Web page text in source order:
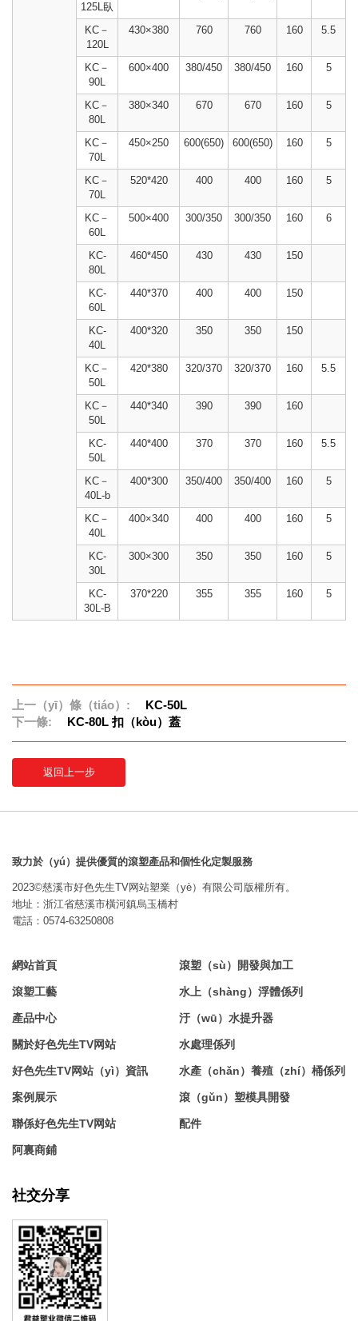
125L臥
KC－
120L
430×380 760 760 160 5.5
KC－
90L
600×400 380/450 380/450 160 5
KC－
80L
380×340 670 670 160 5
KC－
70L
450×250 600(650) 600(650) 160 5
KC－
70L
520*420 400 400 160 5
KC－
60L
500×400 300/350 300/350 160 6
KC-
80L
460*450 430 430 150
KC-
60L
440*370 400 400 150
KC-
40L
400*320 350 350 150
KC－
50L
420*380 320/370 320/370 160 5.5
KC－
50L
440*340 390 390 160
KC-
50L
440*400 370 370 160 5.5
KC－
40L-b
400*300 350/400 350/400 160 5
KC－
40L
400×340 400 400 160 5
KC-
30L
300×300 350 350 160 5
KC-
30L-B
370*220 355 355 160 5
上一（yī）條（tiáo）:
KC-50L
下一條:
KC-80L 扣（kòu）蓋
返回上一步
致力於（yú）提供優質的滾塑產品和個性化定製服務
2023©慈溪市好色先生TV网站塑業（yè）有限公司版權所有。
地址：浙江省慈溪市橫河鎮烏玉橋村
電話：0574-63250808
網站首頁
滾塑工藝
產品中心
關於好色先生TV网站
好色先生TV网站（yì）資訊
案例展示
聯係好色先生TV网站
阿裏商鋪
滾塑（sù）開發與加工
水上（shàng）浮體係列
汙（wū）水提升器
水處理係列
水產（chǎn）養殖（zhí）桶係列
滾（gǔn）塑模具開發
配件
社交分享